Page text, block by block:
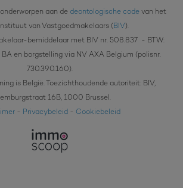
aan de deontologische code van het
van Vastgoedmakelaars (BIV).
bemiddelaar met BIV nr. 508.837
- BTW:
BA en borgstelling via NV AXA Belgium (polisnr.
730.390.160).
is België. Toezichthoudende autoriteit: BIV,
16B, 1000 Brussel.
- Privacybeleid- Cookiebeleid